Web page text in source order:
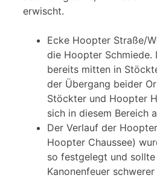
erwischt.
Ecke Hoopter Straße/
die Hoopter Schmiede.
bereits mitten in
der Übergang beider
Stöckter und Hoopter
sich in diesem Bereich
Der Verlauf der
Hoopter Chaussee)
so festgelegt und
Kanonenfeuer